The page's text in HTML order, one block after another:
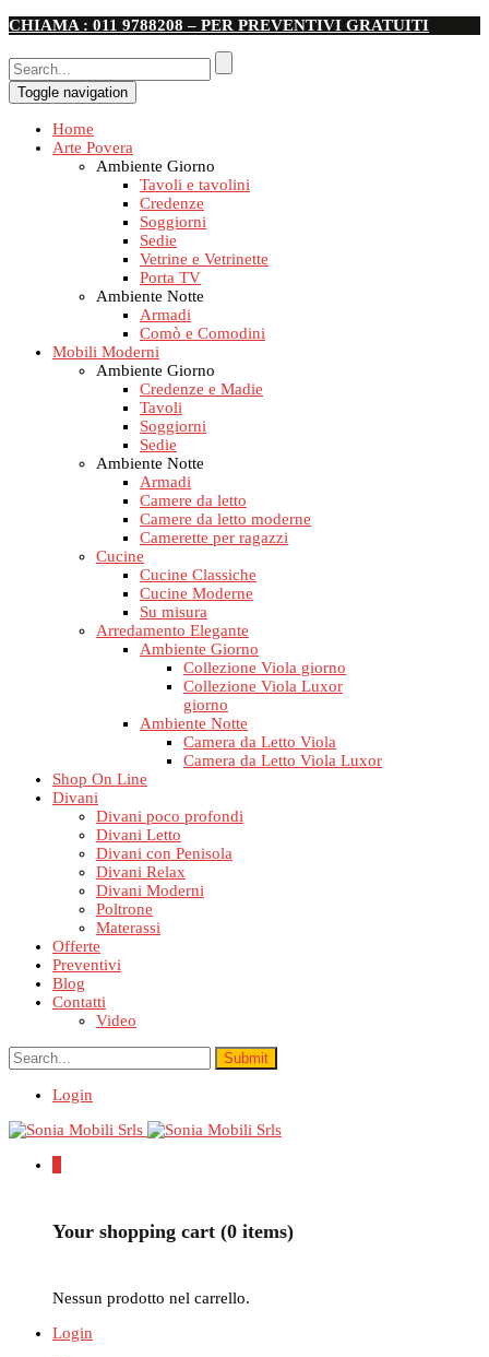
CHIAMA : 011 9788208 – PER PREVENTIVI GRATUITI
Toggle navigation
Home
Arte Povera
Ambiente Giorno
Tavoli e tavolini
Credenze
Soggiorni
Sedie
Vetrine e Vetrinette
Porta TV
Ambiente Notte
Armadi
Comò e Comodini
Mobili Moderni
Ambiente Giorno
Credenze e Madie
Tavoli
Soggiorni
Sedie
Ambiente Notte
Armadi
Camere da letto
Camere da letto moderne
Camerette per ragazzi
Cucine
Cucine Classiche
Cucine Moderne
Su misura
Arredamento Elegante
Ambiente Giorno
Collezione Viola giorno
Collezione Viola Luxor
giorno
Ambiente Notte
Camera da Letto Viola
Camera da Letto Viola Luxor
Shop On Line
Divani
Divani poco profondi
Divani Letto
Divani con Penisola
Divani Relax
Divani Moderni
Poltrone
Materassi
Offerte
Preventivi
Blog
Contatti
Video
Login
Your shopping cart (0 items)
Nessun prodotto nel carrello.
Login